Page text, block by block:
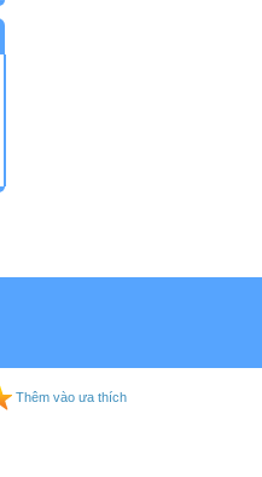
Thêm vào ưa thích